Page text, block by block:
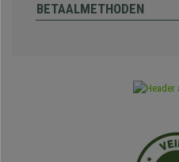
BETAALMETHODEN